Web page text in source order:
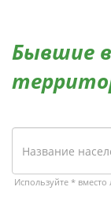
Бывшие
Используйте *